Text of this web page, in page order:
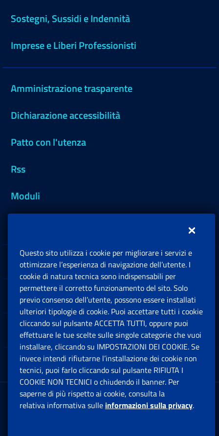
Sostegni, Sussidi e Indennità
Imprese e Liberi Professionisti
Amministrazione trasparente
Dichiarazione accessibilità
Patto con l'utenza
Rss
Moduli
Sedi e Contatti
Software
Note Legali
App mobile
Sede Legale : Via Ciro il Grande, 21
00144 Roma
Questo sito utilizza i cookie per migliorare i servizi e
ottimizzare l’esperienza di navigazione dell’utente. I
cookie di natura tecnica sono indispensabili per
permettere il corretto funzionamento del sito. Solo
previo consenso dell’utente, possono essere installati
ulteriori tipologie di cookie. Puoi accettare tutti i cookie
cliccando sul pulsante ACCETTA TUTTI, oppure puoi
effettuare le tue scelte sulle singole categorie che vuoi
installare, cliccando su IMPOSTAZIONI DEI COOKIE. Se
invece intendi rifiutarne l’installazione dei cookie non
tecnici, puoi farlo cliccando sul pulsante RIFIUTA I
COOKIE NON TECNICI o chiudendo il banner. Per
saperne di più rispetto ai cookie, consulta la
relativa informativa sulle informazioni sulla privacy.